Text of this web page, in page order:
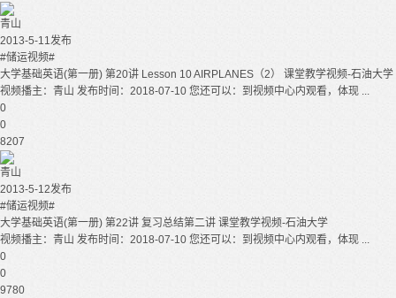
青山
2013-5-11发布
#储运视频#
大学基础英语(第一册) 第20讲 Lesson 10 AIRPLANES（2） 课堂教学视频-石油大学
视频播主：青山 发布时间：2018-07-10 您还可以：到视频中心内观看，体现 ...
0
0
8207
青山
2013-5-12发布
#储运视频#
大学基础英语(第一册) 第22讲 复习总结第二讲 课堂教学视频-石油大学
视频播主：青山 发布时间：2018-07-10 您还可以：到视频中心内观看，体现 ...
0
0
9780